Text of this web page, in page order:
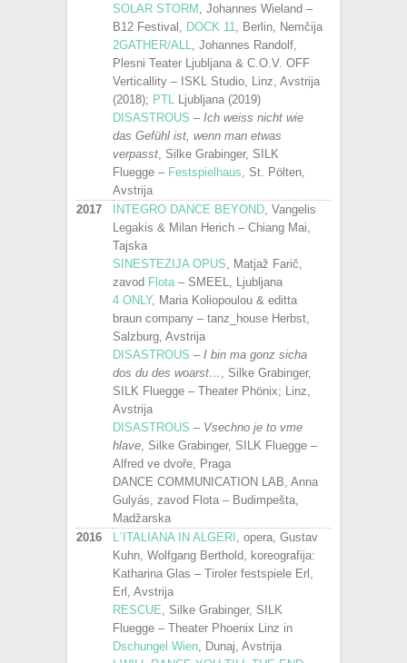
SOLAR STORM
, Johannes Wieland –
B12 Festival,
DOCK 11
, Berlin, Nemčija
2GATHER/ALL
, Johannes Randolf,
Plesni Teater Ljubljana & C.O.V. OFF
Verticallity – ISKL Studio, Linz, Avstrija
(2018); PTL
Ljubljana (2019)
DISASTROUS – Ich weiss nicht wie
das Gefühl ist, wenn man etwas
verpasst , Silke Grabinger, SILK
Fluegge – Festspielhaus , St. Pölten,
Avstrija
2017
INTEGRO DANCE BEYOND , Vangelis
Legakis & Milan Herich – Chiang Mai,
Tajska
SINESTEZIJA OPUS , Matjaž Farič,
zavod Flota – SMEEL, Ljubljana
4 ONLY, Maria Koliopoulou & editta
braun company – tanz_house Herbst,
Salzburg, Avstrija
DISASTROUS – I bin ma gonz sicha
dos du des woarst…
, Silke Grabinger,
SILK Fluegge – Theater Phönix; Linz,
Avstrija
DISASTROUS – Vsechno je to vme
hlave , Silke Grabinger, SILK Fluegge –
Alfred ve dvoře, Praga
DANCE COMMUNICATION LAB, Anna
Gulyás, zavod Flota – Budimpešta,
Madžarska
2016
L`ITALIANA IN ALGERI
, opera, Gustav
Kuhn, Wolfgang Berthold, koreografija:
Katharina Glas – Tiroler festspiele Erl,
Erl, Avstrija
RESCUE , Silke Grabinger, SILK
Fluegge – Theater Phoenix Linz in
Dschungel Wien , Dunaj, Avstrija